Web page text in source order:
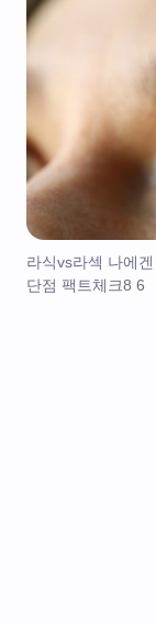
라식vs라섹 나에
단점 팩트체크8 6